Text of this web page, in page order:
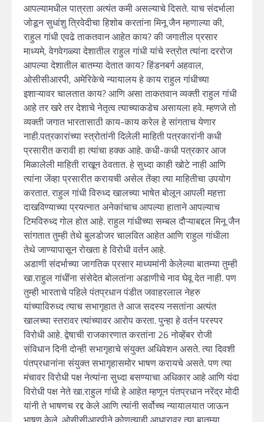
आपल्यामधील पात्रता अत्यंत कमी असल्याचे दिसते. याच संदर्भाला
जोडून सुधांशु त्रिवेदीचा हिशोब करतांना मिनू जैन म्हणाल्या की,
राहुल गांधी एवढे ताकतवान आहेत काय? की जगातील प्रसार
माध्यमे, वेगवेगळ्या देशातील राहुल गांधी यांचे स्त्रोत त्यांना दररोज
आपल्या देशातील बातम्या देतात काय? हिंडनबर्ग अहवाल,
ओसीसीआरपी, अमेरिकेचे न्यायालय हे काय राहुल गांधीच्या
इशाऱ्यावर चालतात काय? आणि असा ताकतवान व्यक्ती राहुल गांधी
आहे तर खरे तर देशाचे नेतृत्व त्याच्याकडेच असायला हवे. म्हणजे तो
व्यक्ती जगात भारतासाठी काय-काय करेल हे सांगताच येणार
नाही.पत्रकारांच्या स्त्रोतांनी दिलेली माहिती पत्रकारांनी कधी
प्रसारीत करावी हा त्यांचा हक्क आहे. कधी-कधी पत्रकार आज
मिळालेली माहिती राखून ठेवतात. हे सुध्दा काही खोटे नाही आणि
त्यांना जेंव्हा प्रसारीत करायची असेल तेंव्हा त्या माहितीचा उपयोग
करतात. राहुल गांधी विरुध्द खालच्या भाषेत बोलून आपली महत्ता
दाखविण्याच्या प्रयत्नात अनेकांचाच आपल्या हाताने आपल्याच
टिमविरुध्द गोल होत आहे. राहुल गांधीच्या सम्बल दौऱ्याबद्दल मिनू जैन
सांगतात तुम्ही तेथे बुलडोजर चालवित आहेत आणि राहुल गांधीला
तेथे जाण्यापासून रोखता हे विरोधी वर्तन आहे.
अडाणी संदर्भाच्या जागतिक प्रसार माध्यमांनी केलेल्या बातम्या तुम्ही
खा.राहुल गांधींना संसेदेत बोलतांना अडाणीचे नाव घेवू देत नाही. पण
तुम्ही भारताचे पहिले पंतप्रधान पंडीत जवाहरलाल नेहरु
यांच्याविरुध्द त्याच सभागृहात ते आज सदस्य नसतांना अत्यंत
खालच्या स्तरावर त्यांच्यावर आरोप करता. पुन्हा हे वर्तन परस्पर
विरोधी आहे. द्वेषाची राजकारणात करतांना 26 नोव्हेंबर रोजी
संविधान दिनी दोन्ही सभागृहाचे संयुक्त अधिवेशन असते. त्या दिवशी
पंतप्रधानांना संयुक्त सभागृहासमोर भाषण करायचे असते. पण त्या
मंचावर विरोधी पक्ष नेत्यांना सुध्दा बसण्याचा अधिकार आहे आणि यंदा
विरोधी पक्ष नेते खा.राहुल गांधी हे आहेत म्हणून पंतप्रधान नरेंद्र मोदी
यांनी ते भाषणच रद्द केले आणि त्यांनी सर्वोच्च न्यायालयात जाऊन